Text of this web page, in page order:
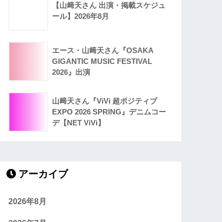
【山﨑天さん 出演・掲載スケジュ
ール】2026年8月
エース・山﨑天さん『OSAKA
GIGANTIC MUSIC FESTIVAL
2026』出演
山﨑天さん『ViVi 超ポジティブ
EXPO 2026 SPRING』デニムコー
デ【NET ViVi】
アーカイブ
2026年8月